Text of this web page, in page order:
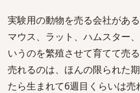
実験用の動物を売る会社がある
マウス、ラット、ハムスター
いうのを繁殖させて育てて売る
売れるのは、ほんの限られた
たら生まれて6週目くらいは売